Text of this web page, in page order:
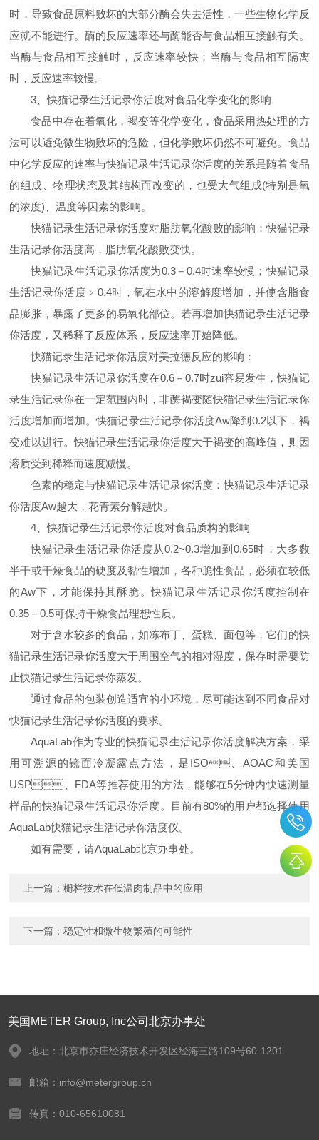
时，导致食品原料败坏的大部分酶会失去活性，一些生物化学反
应就不能进行。酶的反应速率还与酶能否与食品相互接触有关。
当酶与食品相互接触时，反应速率较快；当酶与食品相互隔离
时，反应速率较慢。
3 、快猫记录生活记录你活度对食品化学变化的影响
食品中存在着氧化，褐变等化学变化，食品采用热处理的方
法可以避免微生物败坏的危险，但化学败坏仍然不可避免。食品
中化学反应的速率与快猫记录生活记录你活度的关系是随着食品
的组成、物理状态及其结构而改变的，也受大气组成(特别是氧
的浓度)、温度等因素的影响。
快猫记录生活记录你活度对脂肪氧化酸败的影响：快猫记录
生活记录你活度高，脂肪氧化酸败变快。
快猫记录生活记录你活度为0.3－0.4时速率较慢；快猫记录
生活记录你活度﹥0.4时，氧在水中的溶解度增加，并使含脂食
品膨胀，暴露了更多的易氧化部位。若再增加快猫记录生活记录
你活度，又稀释了反应体系，反应速率开始降低。
快猫记录生活记录你活度对美拉德反应的影响：
快猫记录生活记录你活度在0.6－0.7时zui容易发生，快猫记
录生活记录你在一定范围内时，非酶褐变随快猫记录生活记录你
活度增加而增加。快猫记录生活记录你活度Aw降到0.2以下，褐
变难以进行。快猫记录生活记录你活度大于褐变的高峰值，则因
溶质受到稀释而速度减慢。
色素的稳定与快猫记录生活记录你活度：快猫记录生活记录
你活度Aw越大，花青素分解越快。
4 、快猫记录生活记录你活度对食品质构的影响
快猫记录生活记录你活度从0.2~0.3增加到0.65时，大多数
半干或干燥食品的硬度及黏性增加，各种脆性食品，必须在较低
的Aw下，才能保持其酥脆。快猫记录生活记录你活度控制在
0.35－0.5可保持干燥食品理想性质。
对于含水较多的食品，如冻布丁、蛋糕、面包等，它们的快
猫记录生活记录你活度大于周围空气的相对湿度，保存时需要防
止快猫记录生活记录你蒸发。
通过食品的包装创造适宜的小环境，尽可能达到不同食品对
快猫记录生活记录你活度的要求。
AquaLab作为专业的快猫记录生活记录你活度解决方案，采
用可溯源的镜面冷凝露点方法，是 ISO、AOAC和美国
USP、 FDA等推荐使用的方法，能够在5分钟内快速测量
样品的快猫记录生活记录你活度。目前有80%的用户都选择使用
AquaLab快猫记录生活记录你活度仪。
如有需要，请AquaLab北京办事处。
上一篇：栅栏技术在低温肉制品中的应用
下一篇：稳定性和微生物繁殖的可能性
美国METER Group, Inc公司北京办事处
地址：北京市亦庄经济技术开发区经海三路109号60-1201
邮箱：info@metergroup.cn
传真：010-65610081